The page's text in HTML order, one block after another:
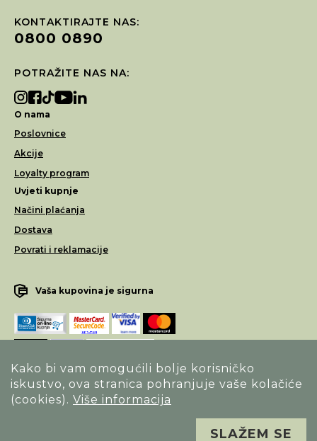
Kako bi vam omogućili bolje korisničko
iskustvo, ova stranica pohranjuje vaše kolačiće
(cookies). Više informacija
SLAŽEM SE
KONTAKTIRAJTE NAS:
0800 0890
POTRAŽITE NAS NA:
O nama
Poslovnice
Akcije
Loyalty program
Uvjeti kupnje
Načini plaćanja
Dostava
Povrati i reklamacije
Vaša kupovina je sigurna
Opći uvjeti poslovanja
Sva prava pridržana. Alfa Vision optika ©